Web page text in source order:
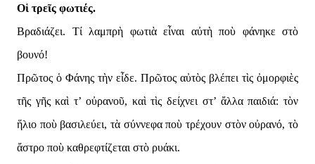
Οἱ τρεῖς φωτιές.
Βραδιάζει. Τί λαμπρὴ φωτιὰ εἶναι αὐτὴ ποὺ φάνηκε στὸ
βουνό!
Πρῶτος ὁ Φάνης τὴν εἶδε. Πρῶτος αὐτὸς βλέπει τὶς ὀμορφιὲς
τῆς γῆς καὶ τ’ οὐρανοῦ, καὶ τὶς δείχνει στ’ ἄλλα παιδιά: τὸν
ἥλιο ποὺ βασιλεύει, τὰ σύννεφα ποὺ τρέχουν στὸν οὐρανό, τὸ
ἄστρο ποὺ καθρεφτίζεται στὸ ρυάκι.